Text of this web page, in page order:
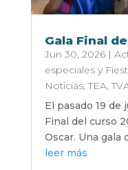
Gala Final
Jun 30, 2026|
especiales y
Noticias,TEA ,
El pasado 19 de
Final del curso
Oscar. Una gala
leer más